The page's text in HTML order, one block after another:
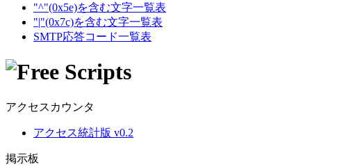
"^"(0x5e)を含む文字一覧表
"|"(0x7c)を含む文字一覧表
SMTP応答コード一覧表
アクセスカウンタ
アクセス統計版 v0.2
掲示板